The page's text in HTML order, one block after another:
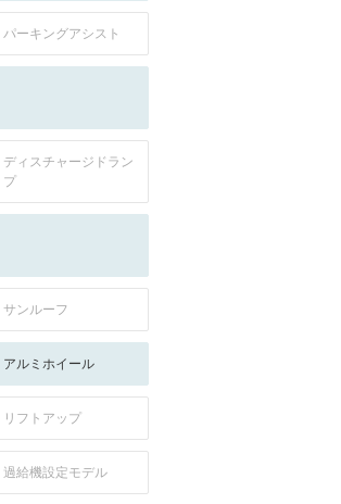
パーキングアシスト
ディスチャージドラン
プ
サンルーフ
アルミホイール
リフトアップ
過給機設定モデル